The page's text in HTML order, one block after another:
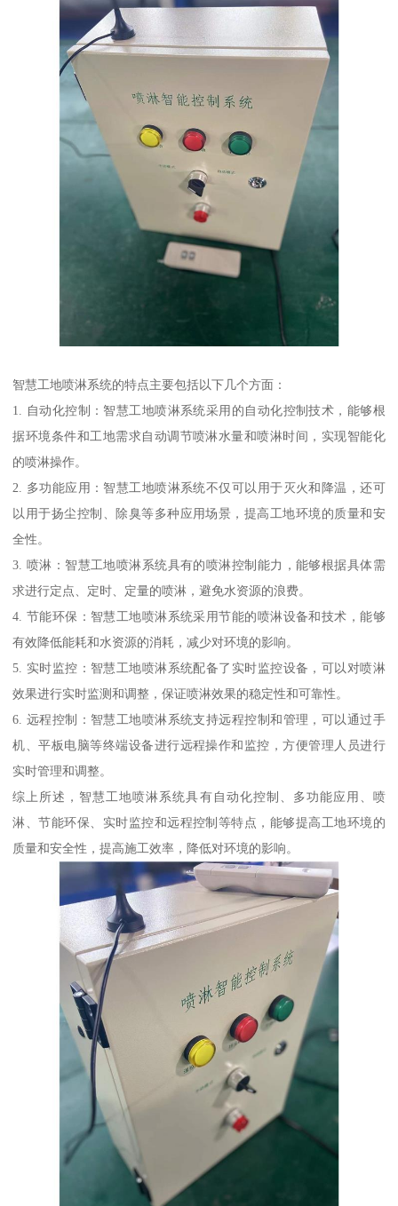
智慧工地喷淋系统的特点主要包括以下几个方面：
1. 自动化控制：智慧工地喷淋系统采用的自动化控制技术，能够根
据环境条件和工地需求自动调节喷淋水量和喷淋时间，实现智能化
的喷淋操作。
2. 多功能应用：智慧工地喷淋系统不仅可以用于灭火和降温，还可
以用于扬尘控制、除臭等多种应用场景，提高工地环境的质量和安
全性。
3. 喷淋：智慧工地喷淋系统具有的喷淋控制能力，能够根据具体需
求进行定点、定时、定量的喷淋，避免水资源的浪费。
4. 节能环保：智慧工地喷淋系统采用节能的喷淋设备和技术，能够
有效降低能耗和水资源的消耗，减少对环境的影响。
5. 实时监控：智慧工地喷淋系统配备了实时监控设备，可以对喷淋
效果进行实时监测和调整，保证喷淋效果的稳定性和可靠性。
6. 远程控制：智慧工地喷淋系统支持远程控制和管理，可以通过手
机、平板电脑等终端设备进行远程操作和监控，方便管理人员进行
实时管理和调整。
综上所述，智慧工地喷淋系统具有自动化控制、多功能应用、喷
淋、节能环保、实时监控和远程控制等特点，能够提高工地环境的
质量和安全性，提高施工效率，降低对环境的影响。